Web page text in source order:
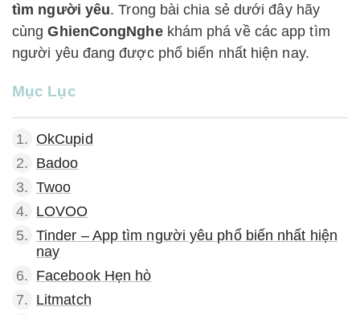
tìm người yêu. Trong bài chia sẻ dưới đây hãy
cùngGhienCongNghekhám phá về các app tìm
người yêu đang được phổ biến nhất hiện nay.
Mục Lục
1. OkCupid
2. Badoo
3. Twoo
4. LOVOO
5. Tinder – App tìm người yêu phổ biến nhất hiện
nay
6. Facebook Hẹn hò
7. Litmatch